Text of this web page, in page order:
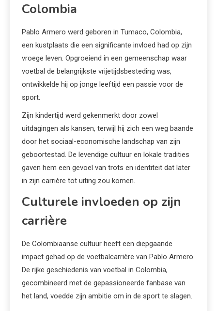
Colombia
Pablo Armero werd geboren in Tumaco, Colombia,
een kustplaats die een significante invloed had op zijn
vroege leven. Opgroeiend in een gemeenschap waar
voetbal de belangrijkste vrijetijdsbesteding was,
ontwikkelde hij op jonge leeftijd een passie voor de
sport.
Zijn kindertijd werd gekenmerkt door zowel
uitdagingen als kansen, terwijl hij zich een weg baande
door het sociaal-economische landschap van zijn
geboortestad. De levendige cultuur en lokale tradities
gaven hem een gevoel van trots en identiteit dat later
in zijn carrière tot uiting zou komen.
Culturele invloeden op zijn
carrière
De Colombiaanse cultuur heeft een diepgaande
impact gehad op de voetbalcarrière van Pablo Armero.
De rijke geschiedenis van voetbal in Colombia,
gecombineerd met de gepassioneerde fanbase van
het land, voedde zijn ambitie om in de sport te slagen.